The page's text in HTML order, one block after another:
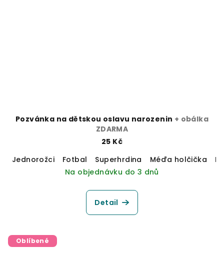
Pozvánka na dětskou oslavu narozenin + obálka
ZDARMA
25 Kč
Jednorožci
Fotbal Superhrdina Méďa holčička
Na objednávku do 3 dnů
Detail
Oblíbené